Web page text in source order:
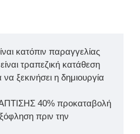
κατόπιν παραγγελίας
τραπεζική κατάθεση
ξεκινήσει η δημιουργία
40% προκαταβολή
πριν την